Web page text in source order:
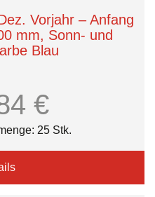
Vorjahr – Anfang
mm, Sonn- und
Blau
€
25 Stk.